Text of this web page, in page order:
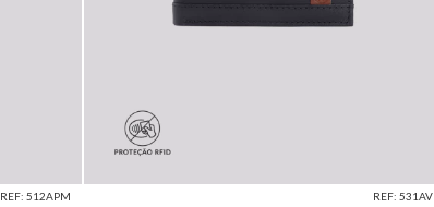
REF: 512APM REF: 531AV